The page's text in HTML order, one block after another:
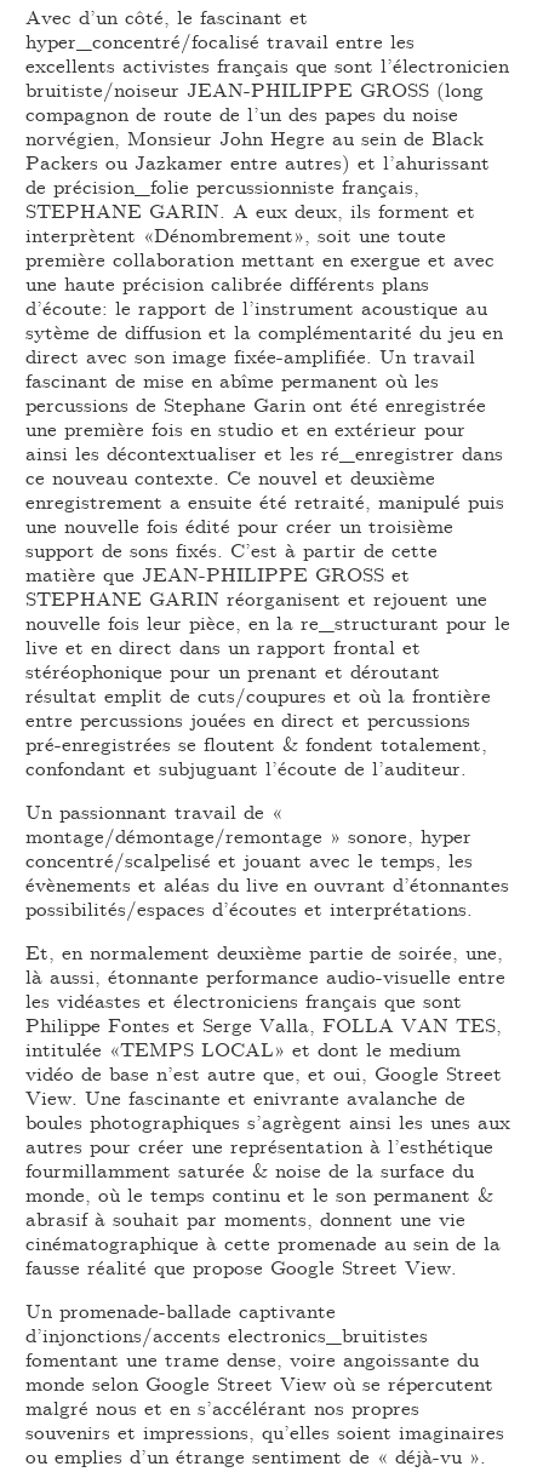
Avec d’un côté, le fascinant et
hyper_concentré/focalisé travail entre les
excellents activistes français que sont l’électronicien
bruitiste/noiseur JEAN-PHILIPPE GROSS (long
compagnon de route de l’un des papes du noise
norvégien, Monsieur John Hegre au sein de Black
Packers ou Jazkamer entre autres) et l’ahurissant
de précision_folie percussionniste français,
STEPHANE GARIN. A eux deux, ils forment et
interprètent «Dénombrement», soit une toute
première collaboration mettant en exergue et avec
une haute précision calibrée différents plans
d’écoute: le rapport de l’instrument acoustique au
sytème de diffusion et la complémentarité du jeu en
direct avec son image fixée-amplifiée. Un travail
fascinant de mise en abîme permanent où les
percussions de Stephane Garin ont été enregistrée
une première fois en studio et en extérieur pour
ainsi les décontextualiser et les ré_enregistrer dans
ce nouveau contexte. Ce nouvel et deuxième
enregistrement a ensuite été retraité, manipulé puis
une nouvelle fois édité pour créer un troisième
support de sons fixés. C’est à partir de cette
matière que JEAN-PHILIPPE GROSS et
STEPHANE GARIN réorganisent et rejouent une
nouvelle fois leur pièce, en la re_structurant pour le
live et en direct dans un rapport frontal et
stéréophonique pour un prenant et déroutant
résultat emplit de cuts/coupures et où la frontière
entre percussions jouées en direct et percussions
pré-enregistrées se floutent & fondent totalement,
confondant et subjuguant l’écoute de l’auditeur.
Un passionnant travail de «
montage/démontage/remontage » sonore, hyper
concentré/scalpelisé et jouant avec le temps, les
évènements et aléas du live en ouvrant d’étonnantes
possibilités/espaces d’écoutes et interprétations.
Et, en normalement deuxième partie de soirée, une,
là aussi, étonnante performance audio-visuelle entre
les vidéastes et électroniciens français que sont
Philippe Fontes et Serge Valla, FOLLA VAN TES,
intitulée «TEMPS LOCAL» et dont le medium
vidéo de base n’est autre que, et oui, Google Street
View. Une fascinante et enivrante avalanche de
boules photographiques s’agrègent ainsi les unes aux
autres pour créer une représentation à l’esthétique
fourmillamment saturée & noise de la surface du
monde, où le temps continu et le son permanent &
abrasif à souhait par moments, donnent une vie
cinématographique à cette promenade au sein de la
fausse réalité que propose Google Street View.
Un promenade-ballade captivante
d’injonctions/accents electronics_bruitistes
fomentant une trame dense, voire angoissante du
monde selon Google Street View où se répercutent
malgré nous et en s’accélérant nos propres
souvenirs et impressions, qu’elles soient imaginaires
ou emplies d’un étrange sentiment de « déjà-vu ».